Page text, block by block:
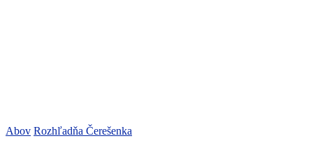
Abov Rozhľadňa Čerešenka